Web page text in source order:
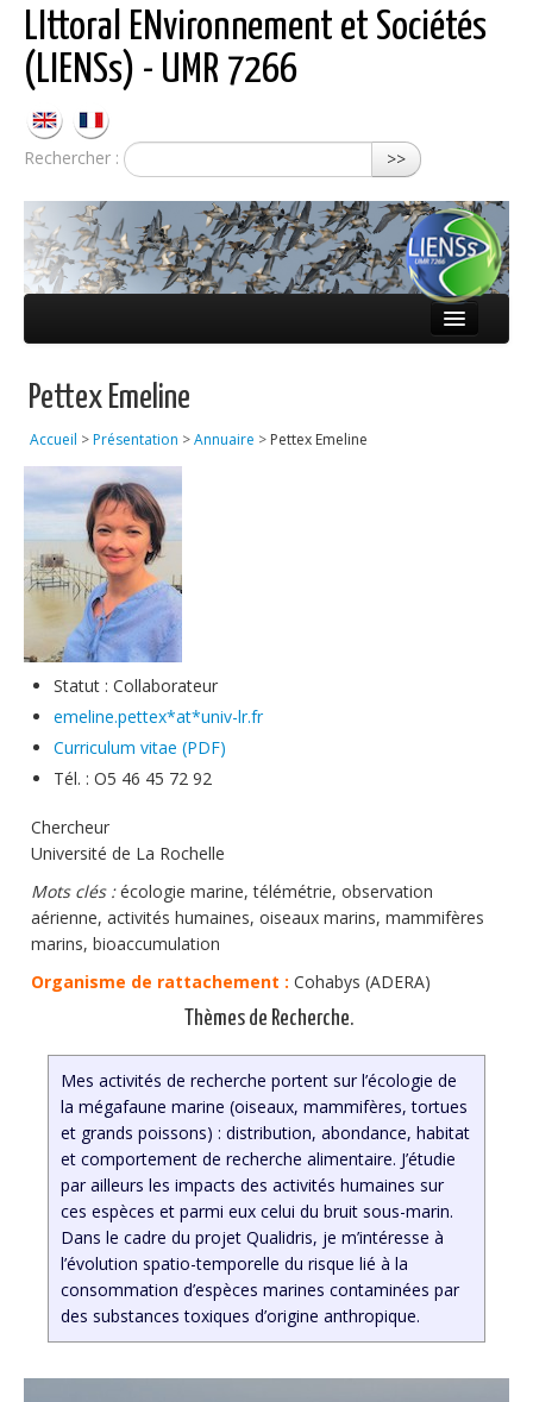
LIttoral ENvironnement et Sociétés
(LIENSs) - UMR 7266
Rechercher : >>
Équipes
Publications
Soutien technique
Données
Emplois/Stages/Formations
Science pour tou·te·s
Actualités
Pettex Emeline
Accueil >Présentation >Annuaire > Pettex Emeline
Statut : Collaborateur
emeline.pettex*at*univ-lr.fr
Curriculum vitae (PDF)
Tél. : O5 46 45 72 92
Chercheur
Université de La Rochelle
Mots clés :écologie marine, télémétrie, observation
aérienne, activités humaines, oiseaux marins, mammifères
marins, bioaccumulation
Organisme de rattachement : Cohabys (ADERA)
Thèmes de Recherche.
Mes activités de recherche portent sur l’écologie de
la mégafaune marine (oiseaux, mammifères, tortues
et grands poissons) : distribution, abondance, habitat
et comportement de recherche alimentaire. J’étudie
par ailleurs les impacts des activités humaines sur
ces espèces et parmi eux celui du bruit sous-marin.
Dans le cadre du projet Qualidris, je m’intéresse à
l’évolution spatio-temporelle du risque lié à la
consommation d’espèces marines contaminées par
des substances toxiques d’origine anthropique.